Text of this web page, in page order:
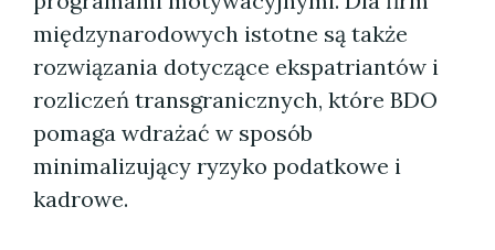
międzynarodowych istotne są także
rozwiązania dotyczące ekspatriantów i
rozliczeń transgranicznych, które BDO
pomaga wdrażać w sposób
minimalizujący ryzyko podatkowe i
kadrowe.